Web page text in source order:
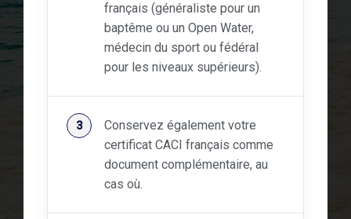
français (généraliste pour un
baptême ou un Open Water,
médecin du sport ou fédéral
pour les niveaux supérieurs).
Conservez également votre
certificat CACI français comme
document complémentaire, au
cas où.